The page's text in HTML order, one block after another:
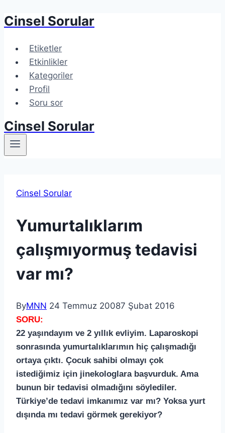
Cinsel Sorular
Etiketler
Etkinlikler
Kategoriler
Profil
Soru sor
Cinsel Sorular
Cinsel Sorular
Yumurtalıklarım
çalışmıyormuş tedavisi
var mı?
ByMNN 24 Temmuz 20087 Şubat 2016
SORU:
22 yaşındayım ve 2 yıllık evliyim. Laparoskopi
sonrasında yumurtalıklarımın hiç çalışmadığı
ortaya çıktı. Çocuk sahibi olmayı çok
istediğimiz için jinekologlara başvurduk. Ama
bunun bir tedavisi olmadığını söylediler.
Türkiye’de tedavi imkanımız var mı? Yoksa yurt
dışında mı tedavi görmek gerekiyor?